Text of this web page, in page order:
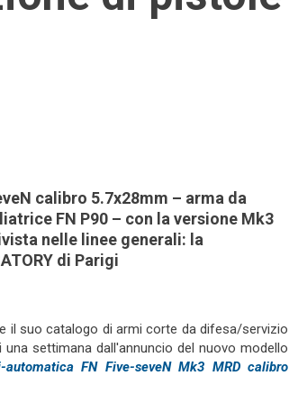
calibro 5.7x28mm – arma da
FN P90 – con la versione Mk3
nelle linee generali: la
di Parigi
il suo catalogo di armi corte da difesa/servizio
settimana dall'annuncio del nuovo modello
automatica FN Five-seveN Mk3 MRD calibro